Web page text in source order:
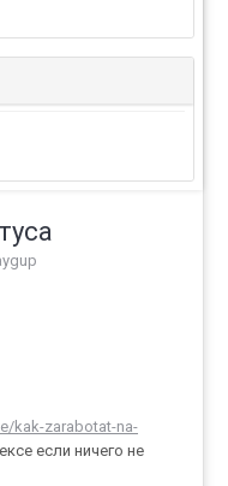
kak-zarabotat-na-
если ничего не